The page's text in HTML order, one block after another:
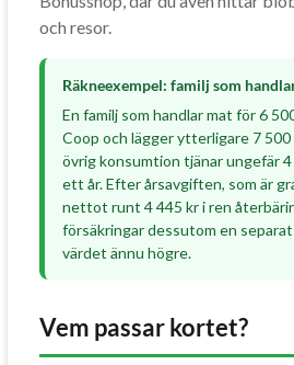
och resor.
Räkneexempel: familj som
En familj som handlar mat för 6
Coop och lägger ytterligare 7 500
övrig konsumtion tjänar ungefär 4
ett år. Efter årsavgiften, som är
nettot runt 4 445 kr i ren
försäkringar dessutom en
värdet ännu högre.
Vem passar kortet?